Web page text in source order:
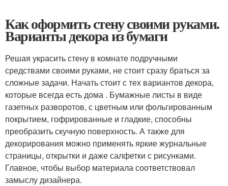
Как оформить стену своими руками.
Варианты декора из бумаги
Решая украсить стену в комнате подручными
средствами своими руками, не стоит сразу браться за
сложные задачи. Начать стоит с тех вариантов декора,
которые всегда есть дома . Бумажные листы в виде
газетных разворотов, с цветным или фольгированным
покрытием, гофрированные и гладкие, способны
преобразить скучную поверхность. А также для
декорирования можно применять яркие журнальные
страницы, открытки и даже салфетки с рисунками.
Главное, чтобы выбор материала соответствовал
замыслу дизайнера.